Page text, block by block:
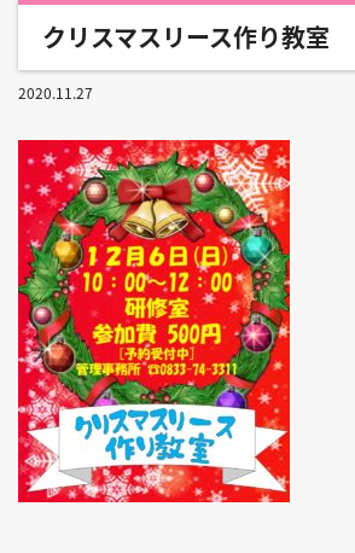
クリスマスリース作り教室
2020.11.27